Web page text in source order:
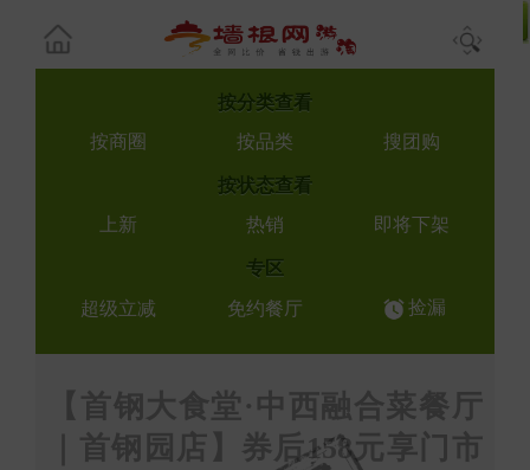
按分类查看
按商圈
按品类 搜团购
按状态查看
上新
热销 即将下架
专区
超级立减
免约餐厅 捡漏
【首钢大食堂·中西融合菜餐厅
｜首钢园店】券后158元享门市